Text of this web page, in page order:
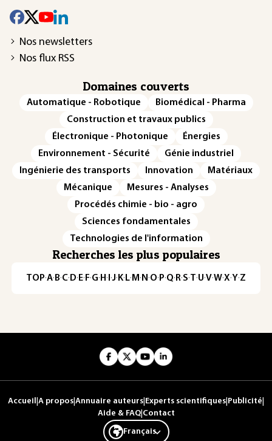
Nos newsletters
Nos flux RSS
Domaines couverts
Automatique - Robotique
Biomédical - Pharma
Construction et travaux publics
Électronique - Photonique
Énergies
Environnement - Sécurité
Génie industriel
Ingénierie des transports
Innovation
Matériaux
Mécanique
Mesures - Analyses
Procédés chimie - bio - agro
Sciences fondamentales
Technologies de l'information
Recherches les plus populaires
TOP·A·B·C· D· E· F·G· H · ·J· K· L· M · N ·O· P·Q· R·S·T·U·V·W·X·Y·Z
Accueil A propos Annuaire auteurs Experts scientifiques Publicité
Aide & FAQ| Contact
Français